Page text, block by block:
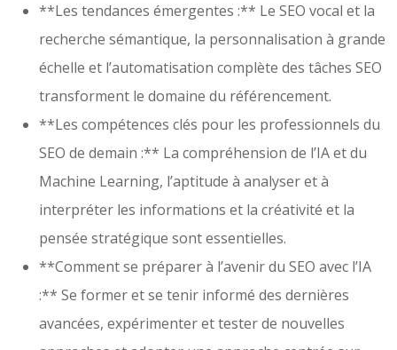
**Les tendances émergentes :** Le SEO vocal et la
recherche sémantique, la personnalisation à grande
échelle et l’automatisation complète des tâches SEO
transforment le domaine du référencement.
**Les compétences clés pour les professionnels du
SEO de demain :** La compréhension de l’IA et du
Machine Learning, l’aptitude à analyser et à
interpréter les informations et la créativité et la
pensée stratégique sont essentielles.
**Comment se préparer à l’avenir du SEO avec l’IA
:** Se former et se tenir informé des dernières
avancées, expérimenter et tester de nouvelles